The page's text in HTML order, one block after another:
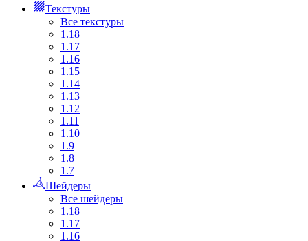
Текстуры
Все текстуры
1.18
1.17
1.16
1.15
1.14
1.13
1.12
1.11
1.10
1.9
1.8
1.7
Шейдеры
Все шейдеры
1.18
1.17
1.16